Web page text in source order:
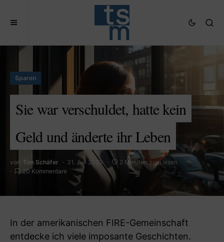
Sparen
Sie war verschuldet, hatte kein
Geld und änderte ihr Leben
von Tim Schäfer 31. Juli 2023
2 Minuten zum lesen
20 Kommentare
In der amerikanischen FIRE-Gemeinschaft
entdecke ich viele imposante Geschichten.